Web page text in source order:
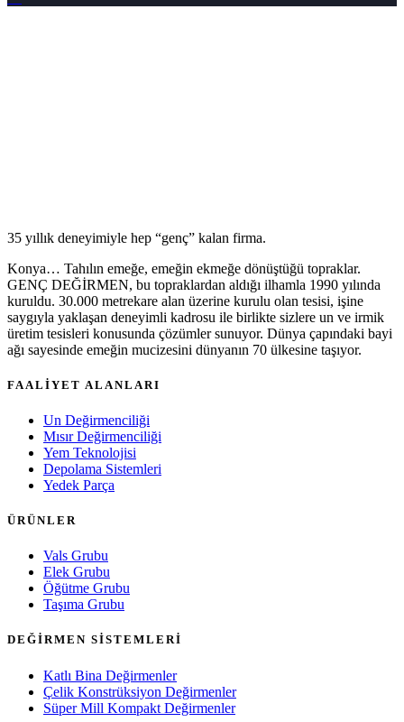
35 yıllık deneyimiyle hep “genç” kalan firma.
Konya… Tahılın emeğe, emeğin ekmeğe dönüştüğü topraklar.
GENÇ DEĞİRMEN, bu topraklardan aldığı ilhamla 1990 yılında
kuruldu. 30.000 metrekare alan üzerine kurulu olan tesisi, işine
saygıyla yaklaşan deneyimli kadrosu ile birlikte sizlere un ve irmik
üretim tesisleri konusunda çözümler sunuyor. Dünya çapındaki bayi
ağı sayesinde emeğin mucizesini dünyanın 70 ülkesine taşıyor.
FAALİYET ALANLARI
Un Değirmenciliği
Mısır Değirmenciliği
Yem Teknolojisi
Depolama Sistemleri
Yedek Parça
ÜRÜNLER
Vals Grubu
Elek Grubu
Öğütme Grubu
Taşıma Grubu
DEĞİRMEN SİSTEMLERİ
Katlı Bina Değirmenler
Çelik Konstrüksiyon Değirmenler
Süper Mill Kompakt Değirmenler